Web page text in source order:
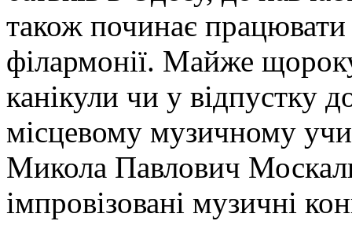
також починає
філармонії. Майже
канікули чи у відпустку
місцевому музичному
Микола Павлович
імпровізовані музичні